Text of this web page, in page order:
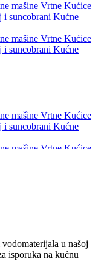
mašine Vrtne Kućice
i suncobrani Kućne
mašine Vrtne Kućice
i suncobrani Kućne
mašine Vrtne Kućice
i suncobrani Kućne
mašine Vrtne Kućice
u našoj
isporuka na kućnu